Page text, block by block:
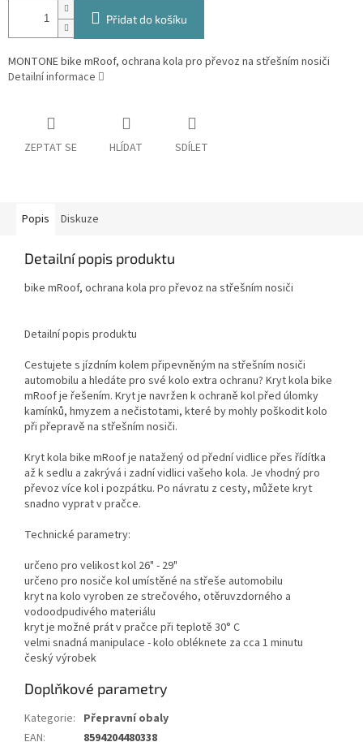
Přidat do košíku
MONTONE bike mRoof, ochrana kola pro převoz na střešním nosiči
Detailní informace
ZEPTAT SE HLÍDAT SDÍLET
Popis Diskuze
Detailní popis produktu
bike mRoof, ochrana kola pro převoz na střešním nosiči
Detailní popis produktu
Cestujete s jízdním kolem připevněným na střešním nosiči
automobilu a hledáte pro své kolo extra ochranu? Kryt kola bike
mRoof je řešením. Kryt je navržen k ochraně kol před úlomky
kamínků, hmyzem a nečistotami, které by mohly poškodit kolo
při přepravě na střešním nosiči.
Kryt kola bike mRoof je natažený od přední vidlice přes řídítka
až k sedlu a zakrývá i zadní vidlici vašeho kola. Je vhodný pro
převoz více kol i pozpátku. Po návratu z cesty, můžete kryt
snadno vyprat v pračce.
Technické parametry:
určeno pro velikost kol 26" - 29"
určeno pro nosiče kol umístěné na střeše automobilu
kryt na kolo vyroben ze strečového, otěruvzdorného a
vodoodpudivého materiálu
kryt je možné prát v pračce při teplotě 30° C
velmi snadná manipulace - kolo obléknete za cca 1 minutu
český výrobek
Doplňkové parametry
Kategorie: Přepravní obaly
EAN: 8594204480338